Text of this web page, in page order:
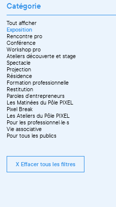
Avril
Mai
Juin
Septembre
Octobre
Novembre
Catégorie
Tout afficher
Exposition
Rencontre pro
Conférence
Workshop pro
Ateliers découverte et stage
Spectacle
Projection
Résidence
Formation professionnelle
Restitution
Paroles d'entrepreneurs
Les Matinées du Pôle PIXEL
Pixel Break
Les Ateliers du Pôle PIXEL
Pour les professionnel·le·s
Vie associative
Pour tous les publics
X Effacer tous les filtres